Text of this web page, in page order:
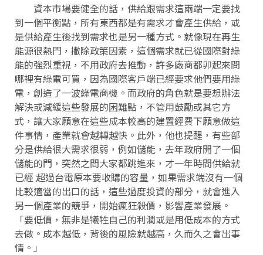
資本市場要健全的話，供給跟需求這兩端一定要找
到一個平衡點，所有東西都是有需求才會產生供給，或
是供給產生後找到需求也是另一種方式。就像現在再生
能源很熱門，撇除政策因素，這個需求就已從國際對綠
能的強烈重視，不用政府去推動，許多廠商都卯起來問
哪裡有綠電可買，因為國際客戶端已經要求他們要用綠
電，創造了一波綠電商機。而政府的角色就是要想辦法
解決或減緩這些發展的困難點，不管用鼓勵或其它方
式，讓大家願意在這些成本較高的建置經費下願意做這
件事情，產業就會越轉越快。此外，他也提醒，有些部
分是供給很大需求很弱，例如儲能，去年政府開了一個
儲能的門，突然之間大家都跳進來，才一年時間供給就
已經 超過台電原本要收購的容量，如果需求端沒有一個
比較適當的出口的話，這些過度投資的部分，就會進入
另一個產業的競爭，開始瘋狂殺價，影響產業發展。
「要低價，無非是犧牲自己的利潤或是用低成本的方式
去做。成本越低，背後的風險就越高，久而久之會出事
情。」